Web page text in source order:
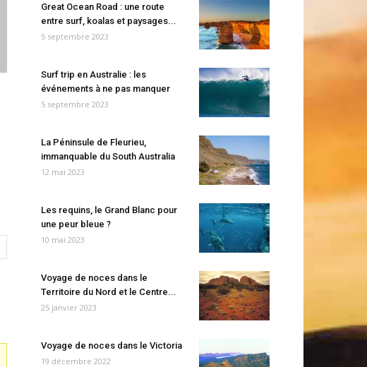
Great Ocean Road : une route
entre surf, koalas et paysages...
5 septembre 2023
Surf trip en Australie : les
événements à ne pas manquer
5 septembre 2023
La Péninsule de Fleurieu,
immanquable du South Australia
12 mai 2023
Les requins, le Grand Blanc pour
une peur bleue ?
10 mai 2023
Voyage de noces dans le
Territoire du Nord et le Centre...
25 janvier 2023
Voyage de noces dans le Victoria
19 décembre 2022